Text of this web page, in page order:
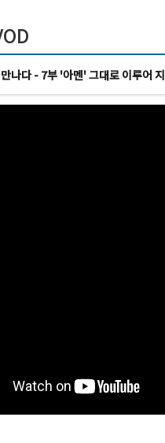
나다 - 7부 '아멘' 그대로 이루어